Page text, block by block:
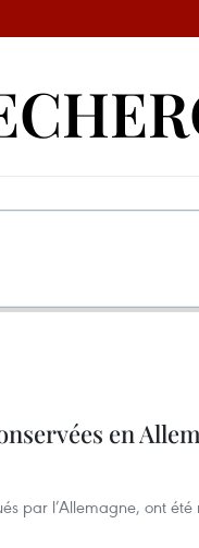
en
par l’Allemagne, ont